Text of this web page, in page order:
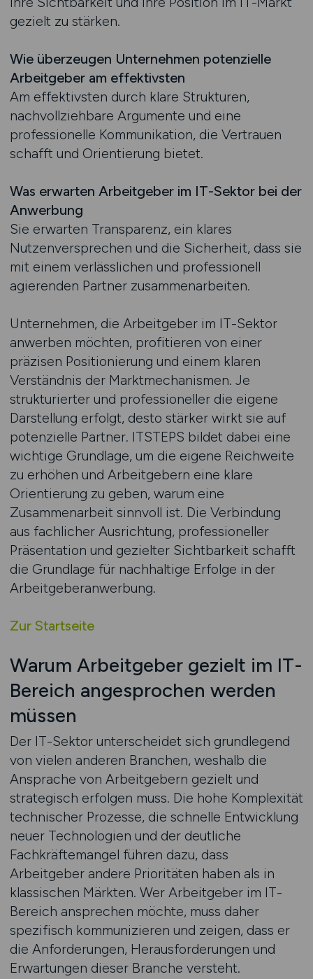
gezielt zu stärken.
Wie überzeugen Unternehmen potenzielle
Arbeitgeber am effektivsten
Am effektivsten durch klare Strukturen,
nachvollziehbare Argumente und eine
professionelle Kommunikation, die Vertrauen
schafft und Orientierung bietet.
Was erwarten Arbeitgeber im IT-Sektor bei der
Anwerbung
Sie erwarten Transparenz, ein klares
Nutzenversprechen und die Sicherheit, dass sie
mit einem verlässlichen und professionell
agierenden Partner zusammenarbeiten.
Unternehmen, die Arbeitgeber im IT-Sektor
anwerben möchten, profitieren von einer
präzisen Positionierung und einem klaren
Verständnis der Marktmechanismen. Je
strukturierter und professioneller die eigene
Darstellung erfolgt, desto stärker wirkt sie auf
potenzielle Partner. ITSTEPS bildet dabei eine
wichtige Grundlage, um die eigene Reichweite
zu erhöhen und Arbeitgebern eine klare
Orientierung zu geben, warum eine
Zusammenarbeit sinnvoll ist. Die Verbindung
aus fachlicher Ausrichtung, professioneller
Präsentation und gezielter Sichtbarkeit schafft
die Grundlage für nachhaltige Erfolge in der
Arbeitgeberanwerbung.
Zur Startseite
Warum Arbeitgeber gezielt im IT-
Bereich angesprochen werden
müssen
Der IT-Sektor unterscheidet sich grundlegend
von vielen anderen Branchen, weshalb die
Ansprache von Arbeitgebern gezielt und
strategisch erfolgen muss. Die hohe Komplexität
technischer Prozesse, die schnelle Entwicklung
neuer Technologien und der deutliche
Fachkräftemangel führen dazu, dass
Arbeitgeber andere Prioritäten haben als in
klassischen Märkten. Wer Arbeitgeber im IT-
Bereich ansprechen möchte, muss daher
spezifisch kommunizieren und zeigen, dass er
die Anforderungen, Herausforderungen und
Erwartungen dieser Branche versteht.